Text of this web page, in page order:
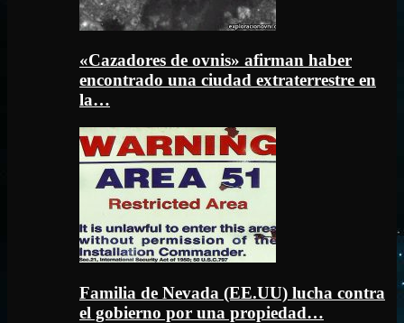
«Cazadores de ovnis» afirman haber
encontrado una ciudad extraterrestre en
la…
Familia de Nevada (EE.UU) lucha contra
el gobierno por una propiedad…